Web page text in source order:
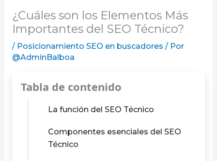
¿Cuáles son los Elementos Más
Importantes del SEO Técnico?
/ Posicionamiento SEO en buscadores / Por
@AdminBalboa
Tabla de contenido
La función del SEO Técnico
Componentes esenciales del SEO
Técnico